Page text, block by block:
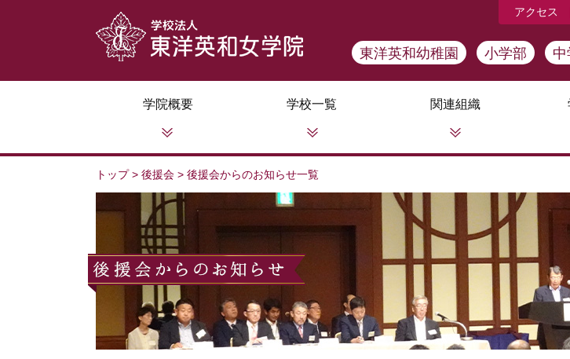
アクセス
東洋英和幼稚園 小学部
学院概要 学校一覧 関連組織
トップ > 後援会 > 後援会からのお知らせ一覧